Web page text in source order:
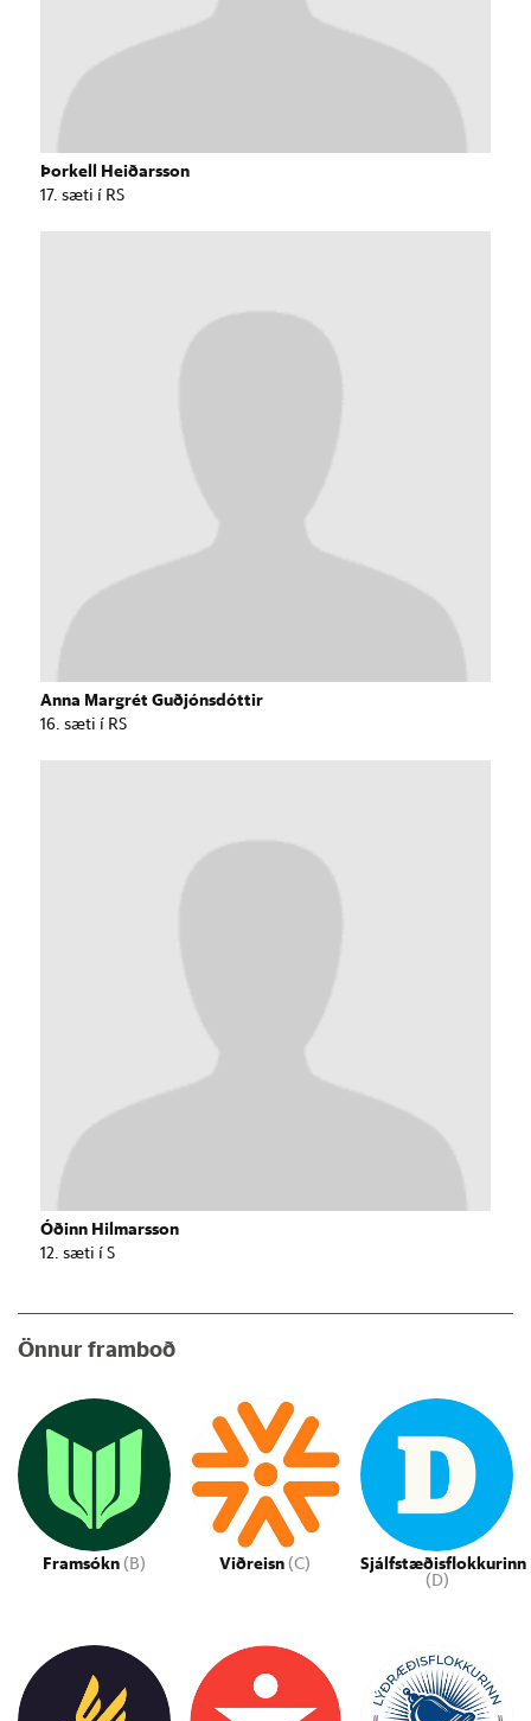
Þorkell Heiðarsson
17. sæti í RS
Anna Margrét Guðjónsdóttir
16. sæti í RS
Óðinn Hilmarsson
12. sæti í S
Önnur framboð
Framsókn (B) Viðreisn (C) Sjálfstæðisflokkurinn
(D)